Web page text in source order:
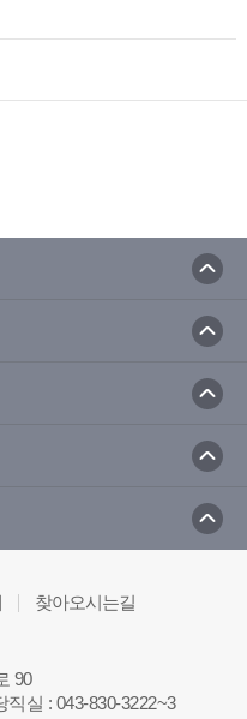
찾아오시는길
90
직실 : 043-830-3222~3